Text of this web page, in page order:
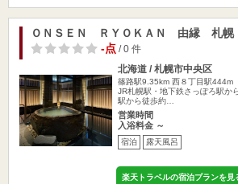
ＯＮＳＥＮ ＲＹＯＫＡＮ 由縁 札幌
-点/ 0 件
北海道 / 札幌市中央区
篠路駅9.35km 西８丁目駅444m
JR札幌駅・地下鉄さっぽろ駅か
駅から徒歩約…
営業時間
入浴料金 ～
宿泊 露天風呂
楽天トラベルの宿泊プランを見